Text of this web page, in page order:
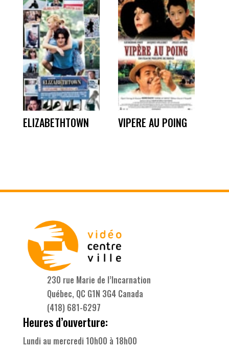
ELIZABETHTOWN VIPERE AU POING
230 rue Marie de l’Incarnation
Québec, QC G1N 3G4 Canada
(418) 681-6297
Heures d’ouverture:
Lundi au mercredi 10h00 à 18h00